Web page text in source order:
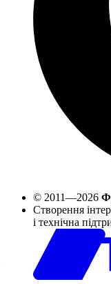
© 2011—2026
Створення
і технічна